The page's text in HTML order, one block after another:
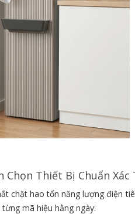
Thiết Bị Chuẩn Xác
chặt hao tổn năng lượng điện
mã hiệu hằng ngày: